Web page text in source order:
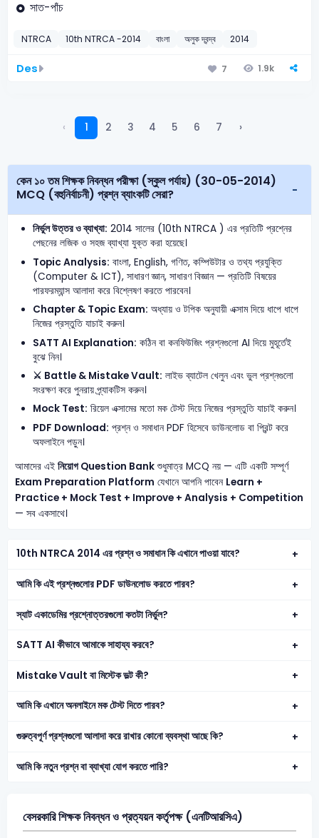
সাত-পাঁচ
NTRCA 10th NTRCA -2014 বাংলা অলুক দ্বন্দ্ব 2014
Des 7 1.9k
‹ 1 2 3 4 5 6 7 ›
কেন ১০ তম শিক্ষক নিবন্ধন পরীক্ষা (স্কুল পর্যায়) (30-05-2014)
MCQ (বহুনির্বাচনী) প্রশ্ন ব্যাংকটি সেরা?
নির্ভুল উত্তর ও ব্যাখ্যা: 2014 সালের (10th NTRCA ) এর প্রতিটি প্রশ্নের
পেছনের লজিক ও সহজ ব্যাখ্যা যুক্ত করা হয়েছে।
Topic Analysis: বাংলা, English, গণিত, কম্পিউটার ও তথ্য প্রযুক্তি
(Computer & ICT), সাধারণ জ্ঞান, সাধারণ বিজ্ঞান — প্রতিটি বিষয়ের
পারফরম্যান্স আলাদা করে বিশ্লেষণ করতে পারবেন।
Chapter & Topic Exam: অধ্যায় ও টপিক অনুযায়ী এক্সাম দিয়ে ধাপে ধাপে
নিজের প্রস্তুতি যাচাই করুন।
SATT AI Explanation: কঠিন বা কনফিউজিং প্রশ্নগুলো AI দিয়ে মুহূর্তেই
বুঝে নিন।
⚔️ Battle & Mistake Vault: লাইভ ব্যাটেল খেলুন এবং ভুল প্রশ্নগুলো
সংরক্ষণ করে পুনরায় প্র্যাকটিস করুন।
Mock Test: রিয়েল এক্সামের মতো মক টেস্ট দিয়ে নিজের প্রস্তুতি যাচাই করুন।
PDF Download: প্রশ্ন ও সমাধান PDF হিসেবে ডাউনলোড বা প্রিন্ট করে
অফলাইনে পড়ুন।
আমাদের এই নিয়োগ Question Bankশুধুমাত্র MCQ নয় — এটি একটি সম্পূর্ণ
Exam Preparation Platform যেখানে আপনি পাবেন Learn +
Practice + Mock Test + Improve + Analysis + Competition
— সব একসাথে।
10th NTRCA 2014 এর প্রশ্ন ও সমাধান কি এখানে পাওয়া যাবে?
আমি কি এই প্রশ্নগুলোর PDF ডাউনলোড করতে পারব?
স্যাট একাডেমির প্রশ্নোত্তরগুলো কতটা নির্ভুল?
SATT AI কীভাবে আমাকে সাহায্য করবে?
Mistake Vault বা মিস্টেক ভল্ট কী?
আমি কি এখানে অনলাইনে মক টেস্ট দিতে পারব?
গুরুত্বপূর্ণ প্রশ্নগুলো আলাদা করে রাখার কোনো ব্যবস্থা আছে কি?
আমি কি নতুন প্রশ্ন বা ব্যাখ্যা যোগ করতে পারি?
বেসরকারি শিক্ষক নিবন্ধন ও প্রত্যয়ন কর্তৃপক্ষ (এনটিআরসিএ)